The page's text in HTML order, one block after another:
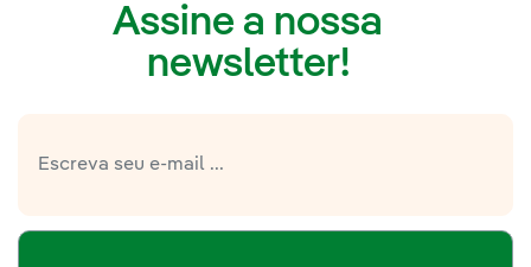
Assine a nossa
newsletter!